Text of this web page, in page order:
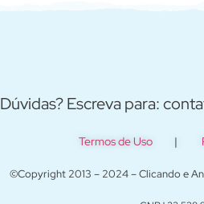
Dúvidas? Escreva para:
Termos de Uso|
©Copyright 2013 – 2024 – Clicando e